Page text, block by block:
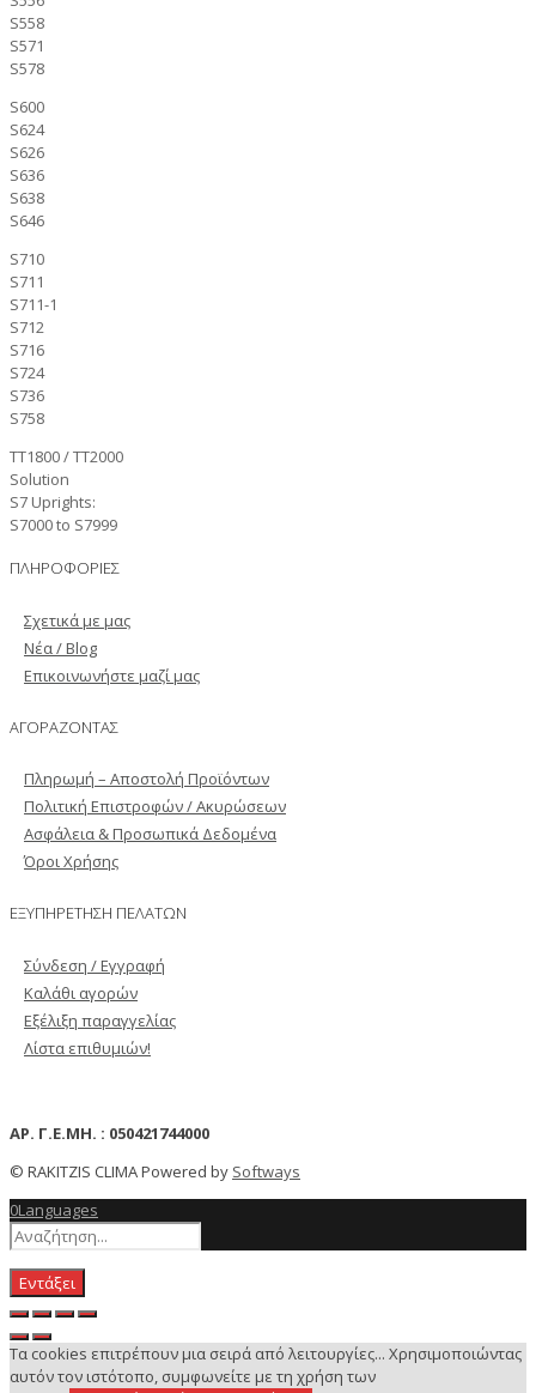
S558
S571
S578
S600
S624
S626
S636
S638
S646
S710
S711
S711-1
S712
S716
S724
S736
S758
TT1800 / TT2000
Solution
S7 Uprights:
S7000 to S7999
ΠΛΗΡΟΦΟΡΙΕΣ
Σχετικά με μας
Νέα / Blog
Επικοινωνήστε μαζί μας
ΑΓΟΡΑΖΟΝΤΑΣ
Πληρωμή – Αποστολή Προϊόντων
Πολιτική Επιστροφών / Ακυρώσεων
Ασφάλεια & Προσωπικά Δεδομένα
Όροι Χρήσης
ΕΞΥΠΗΡΕΤΗΣΗ ΠΕΛΑΤΩΝ
Σύνδεση / Εγγραφή
Καλάθι αγορών
Εξέλιξη παραγγελίας
Λίστα επιθυμιών!
ΑΡ. Γ.Ε.ΜΗ. : 050421744000
© RAKITZIS CLIMA Powered by Softways
0Languages
Εντάξει
Τα cookies επιτρέπουν μια σειρά από λειτουργίες... Χρησιμοποιώντας
αυτόν τον ιστότοπο, συμφωνείτε με τη χρήση των